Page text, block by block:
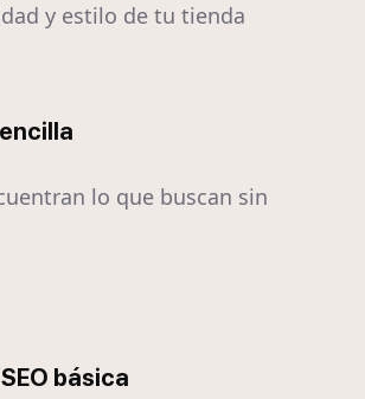
y estilo de tu tienda
lo que buscan sin
básica